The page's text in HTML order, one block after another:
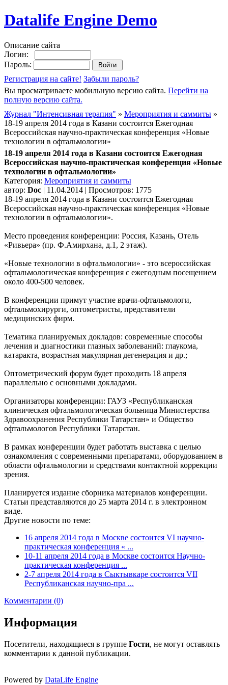
Datalife Engine Demo
Описание сайта
Логин:
Пароль:
Регистрация на сайте! Забыли пароль?
Вы просматриваете мобильную версию сайта. Перейти на
полную версию сайта.
Журнал "Интенсивная терапия" » Мероприятия и саммиты »
18-19 апреля 2014 года в Казани состоится Ежегодная
Всероссийская научно-практическая конференция «Новые
технологии в офтальмологии»
18-19 апреля 2014 года в Казани состоится Ежегодная
Всероссийская научно-практическая конференция «Новые
технологии в офтальмологии»
Категория: Мероприятия и саммиты
автор: Doc | 11.04.2014 | Просмотров: 1775
18-19 апреля 2014 года в Казани состоится Ежегодная
Всероссийская научно-практическая конференция «Новые
технологии в офтальмологии».
Место проведения конференции: Россия, Казань, Отель
«Ривьера» (пр. Ф.Амирхана, д.1, 2 этаж).
«Новые технологии в офтальмологии» - это всероссийская
офтальмологическая конференция с ежегодным посещением
около 400-500 человек.
В конференции примут участие врачи-офтальмологи,
офтальмохирурги, оптометристы, представители
медицинских фирм.
Тематика планируемых докладов: современные способы
лечения и диагностики глазных заболеваний: глаукома,
катаракта, возрастная макулярная дегенерация и др.;
Оптометрический форум будет проходить 18 апреля
параллельно с основными докладами.
Организаторы конференции: ГАУЗ «Республиканская
клиническая офтальмологическая больница Министерства
Здравоохранения Республики Татарстан» и Общество
офтальмологов Республики Татарстан.
В рамках конференции будет работать выставка с целью
ознакомления с современными препаратами, оборудованием в
области офтальмологии и средствами контактной коррекции
зрения.
Планируется издание сборника материалов конференции.
Статьи представляются до 25 марта 2014 г. в электронном
виде.
Другие новости по теме:
16 апреля 2014 года в Москве состоится VI научно-
практическая конференция « ...
10-11 апреля 2014 года в Москве состоится Научно-
практическая конференция ...
2-7 апреля 2014 года в Сыктывкаре состоится VII
Республиканская научно-пра ...
Комментарии (0)
Информация
Посетители, находящиеся в группе Гости, не могут оставлять
комментарии к данной публикации.
Powered by DataLife Engine